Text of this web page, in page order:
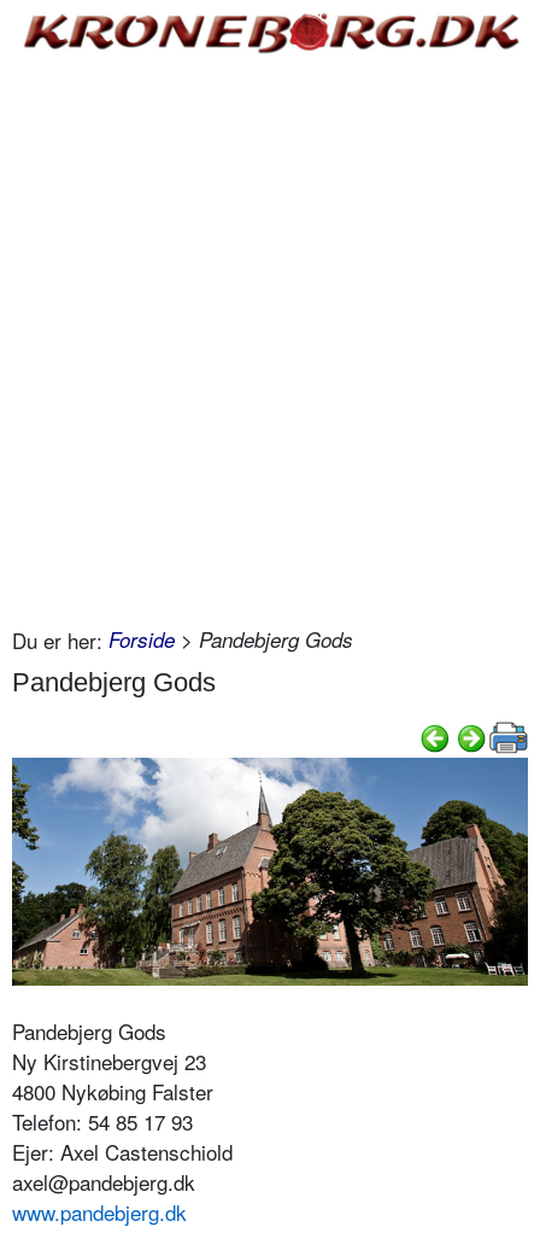
Du er her: Forside > Pandebjerg Gods
Pandebjerg Gods
Pandebjerg Gods
Ny Kirstinebergvej 23
4800 Nykøbing Falster
Telefon: 54 85 17 93
Ejer: Axel Castenschiold
axel@pandebjerg.dk
www.pandebjerg.dk